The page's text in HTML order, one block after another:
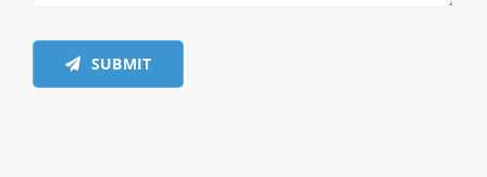
SUBMIT